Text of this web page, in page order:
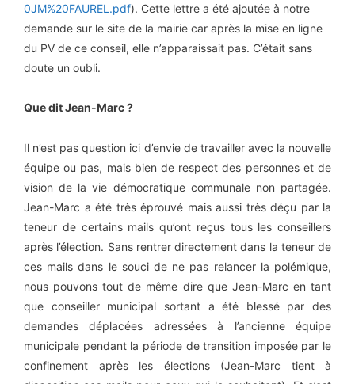
0JM%20FAUREL.pdf). Cette lettre a été ajoutée à notre
demande sur le site de la mairie car après la mise en ligne
du PV de ce conseil, elle n’apparaissait pas. C’était sans
doute un oubli.
Que dit Jean-Marc ?
Il n’est pas question ici d’envie de travailler avec la nouvelle
équipe ou pas, mais bien de respect des personnes et de
vision de la vie démocratique communale non partagée.
Jean-Marc a été très éprouvé mais aussi très déçu par la
teneur de certains mails qu’ont reçus tous les conseillers
après l’élection. Sans rentrer directement dans la teneur de
ces mails dans le souci de ne pas relancer la polémique,
nous pouvons tout de même dire que Jean-Marc en tant
que conseiller municipal sortant a été blessé par des
demandes déplacées adressées à l’ancienne équipe
municipale pendant la période de transition imposée par le
confinement après les élections (Jean-Marc tient à